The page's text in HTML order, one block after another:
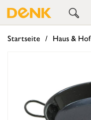
Startseite Haus & Hof